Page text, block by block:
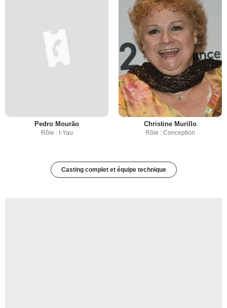
Pedro Mourão
Rôle : I-Yau
Christine Murillo
Rôle : Conception
Casting complet et équipe technique